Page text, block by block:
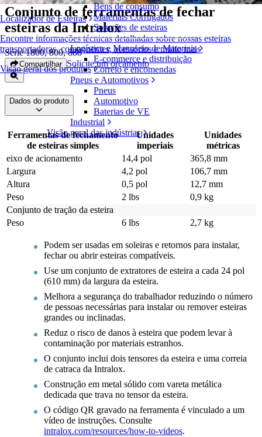
Localizador de Esteiras
Encontre informações técnicas detalhadas sobre nossas esteiras
transportadoras, componentes, acessórios e muito mais
Visão geral dos produtos
Bens de consumo
Materiais Corrugados
Soluções de esteiras
Logística e Manuseio de Materiais
E-commerce e distribuição
Correio e encomendas
Pneus e Automotivos
Pneus
Automotivo
Baterias de VE
Industrial
Visão geral das indústrias
Conjunto de ferramentas de fechar
esteiras da Intralox
Série 1800, 800, 888
Compartilhar Solicite um orçamento
Dados do produto
Ferramentas de fechamento
de esteiras simples
Unidades
imperiais
Unidades
métricas
eixo de acionamento
14,4 pol
365,8 mm
Largura
4,2 pol
106,7 mm
Altura
0,5 pol
12,7 mm
Peso
2 lbs
0,9 kg
Conjunto de tração da esteira
Peso
6 lbs 2,7 kg
Podem ser usadas em soleiras e retornos para instalar,
fechar ou abrir esteiras compatíveis.
Use um conjunto de extratores de esteira a cada 24 pol
(610 mm) da largura da esteira.
Melhora a segurança do trabalhador reduzindo o número
de pessoas necessárias para instalar ou remover esteiras
grandes ou inclinadas.
Reduz o risco de danos à esteira que podem levar à
contaminação por materiais estranhos.
O conjunto inclui dois tensores da esteira e uma correia
de catraca da Intralox.
Construção em metal sólido com vareta metálica
dedicada que trava no tensor da esteira.
O código QR gravado na ferramenta é vinculado a um
vídeo de instruções. Consulte
intralox.com/resources/how-to-videos.